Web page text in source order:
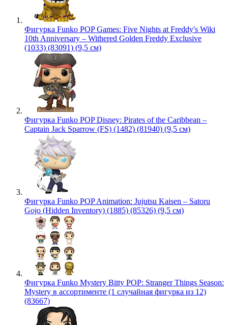
Фигурка Funko POP Games: Five Nights at Freddy's Wiki
10th Anniversary – Withered Golden Freddy Exclusive
(1033) (83091) (9,5 см)
Фигурка Funko POP Disney: Pirates of the Caribbean –
Captain Jack Sparrow (FS) (1482) (81940) (9,5 см)
Фигурка Funko POP Animation: Jujutsu Kaisen – Satoru
Gojo (Hidden Inventory) (1885) (85326) (9,5 см)
Фигурка Funko Mystery Bitty POP: Stranger Things Season:
Mystery в ассортименте (1 случайная фигурка из 12)
(83667)